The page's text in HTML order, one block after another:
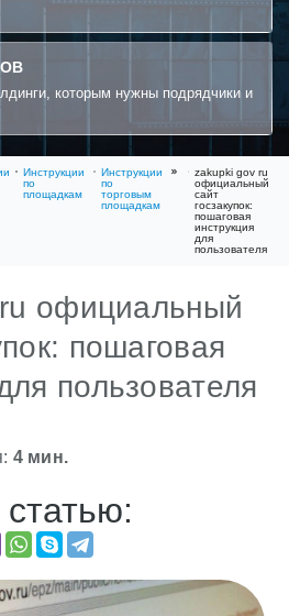
которым нужны подрядчики и
Инструкции
по
площадкам
Инструкции
по
торговым
площадкам
zakupki gov ru
официальный
сайт
госзакупок:
пошаговая
инструкция
для
пользователя
официальный
пошаговая
пользователя
4мин.